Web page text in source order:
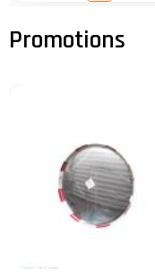
externe - attache
universelle de 34 à